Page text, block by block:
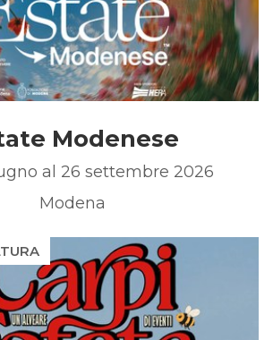
Modenese
al 26 settembre 2026
Modena